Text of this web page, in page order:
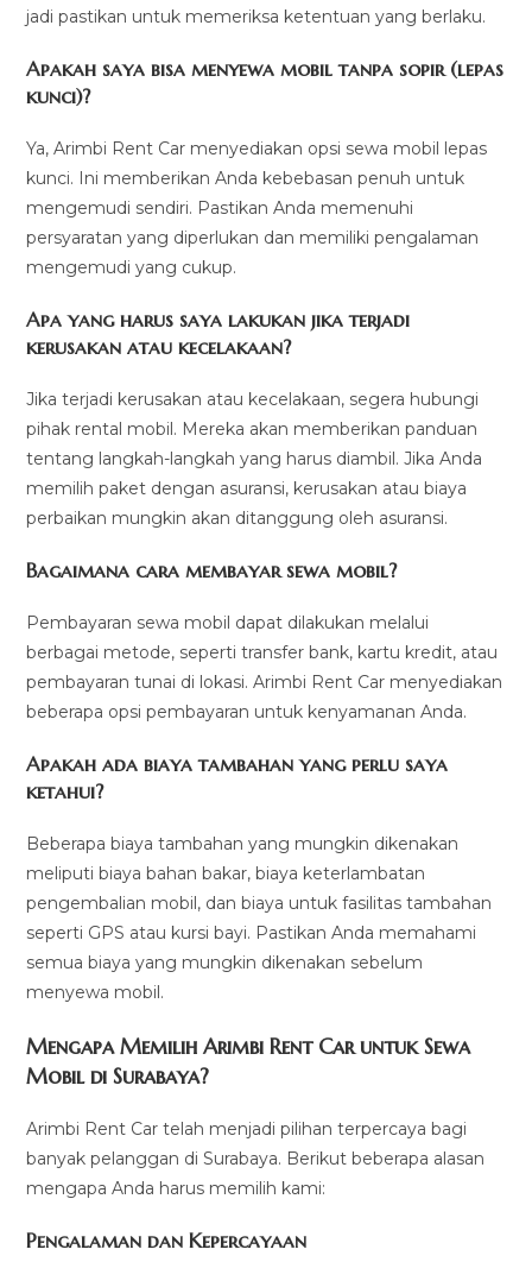
jadi pastikan untuk memeriksa ketentuan yang berlaku.
Apakah saya bisa menyewa mobil tanpa sopir (lepas
kunci)?
Ya, Arimbi Rent Car menyediakan opsi sewa mobil lepas
kunci. Ini memberikan Anda kebebasan penuh untuk
mengemudi sendiri. Pastikan Anda memenuhi
persyaratan yang diperlukan dan memiliki pengalaman
mengemudi yang cukup.
Apa yang harus saya lakukan jika terjadi
kerusakan atau kecelakaan?
Jika terjadi kerusakan atau kecelakaan, segera hubungi
pihak rental mobil. Mereka akan memberikan panduan
tentang langkah-langkah yang harus diambil. Jika Anda
memilih paket dengan asuransi, kerusakan atau biaya
perbaikan mungkin akan ditanggung oleh asuransi.
Bagaimana cara membayar sewa mobil?
Pembayaran sewa mobil dapat dilakukan melalui
berbagai metode, seperti transfer bank, kartu kredit, atau
pembayaran tunai di lokasi. Arimbi Rent Car menyediakan
beberapa opsi pembayaran untuk kenyamanan Anda.
Apakah ada biaya tambahan yang perlu saya
ketahui?
Beberapa biaya tambahan yang mungkin dikenakan
meliputi biaya bahan bakar, biaya keterlambatan
pengembalian mobil, dan biaya untuk fasilitas tambahan
seperti GPS atau kursi bayi. Pastikan Anda memahami
semua biaya yang mungkin dikenakan sebelum
menyewa mobil.
Mengapa Memilih Arimbi Rent Car untuk Sewa
Mobil di Surabaya?
Arimbi Rent Car telah menjadi pilihan terpercaya bagi
banyak pelanggan di Surabaya. Berikut beberapa alasan
mengapa Anda harus memilih kami:
Pengalaman dan Kepercayaan